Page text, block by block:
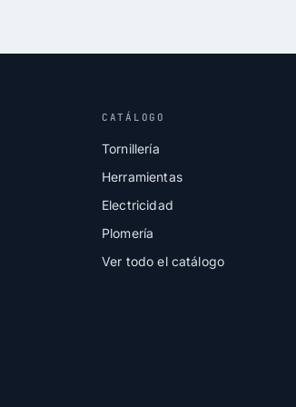
CATÁLOGO
Tornillería
Herramientas
Electricidad
Plomería
Ver todo el catálogo